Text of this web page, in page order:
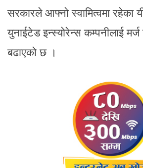
सरकारले आफ्नो स्वामित्वमा रहेका
युनाईटेड इन्स्योरेन्स कम्पनीलाई मर्ज
बढाएको छ ।